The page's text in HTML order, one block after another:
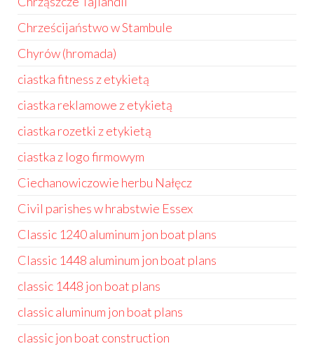
Chrześcijaństwo w Stambule
Chyrów (hromada)
ciastka fitness z etykietą
ciastka reklamowe z etykietą
ciastka rozetki z etykietą
ciastka z logo firmowym
Ciechanowiczowie herbu Nałęcz
Civil parishes w hrabstwie Essex
Classic 1240 aluminum jon boat plans
Classic 1448 aluminum jon boat plans
classic 1448 jon boat plans
classic aluminum jon boat plans
classic jon boat construction